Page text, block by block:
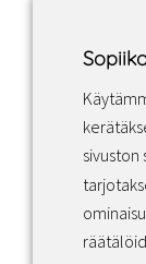
sivuston